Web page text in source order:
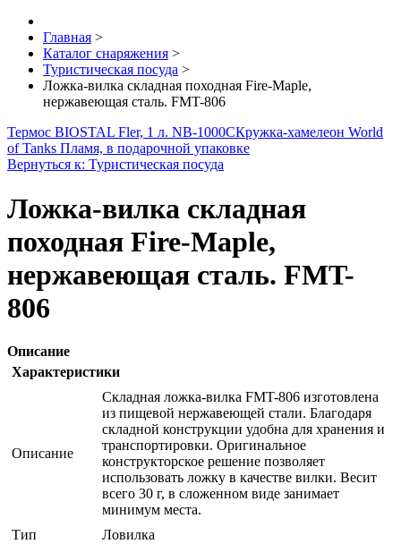
Главная >
Каталог снаряжения >
Туристическая посуда >
Ложка-вилка складная походная Fire-Maple,
нержавеющая сталь. FMT-806
Термос BIOSTAL Fler, 1 л. NB-1000СКружка-хамелеон World
of Tanks Пламя, в подарочной упаковке
Вернуться к: Туристическая посуда
Ложка-вилка складная
походная Fire-Maple,
нержавеющая сталь. FMT-
806
Описание
Характеристики
Описание
Складная ложка-вилка FMT-806 изготовлена
из пищевой нержавеющей стали. Благодаря
складной конструкции удобна для хранения и
транспортировки. Оригинальное
конструкторское решение позволяет
использовать ложку в качестве вилки. Весит
всего 30 г, в сложенном виде занимает
минимум места.
Тип
Ловилка